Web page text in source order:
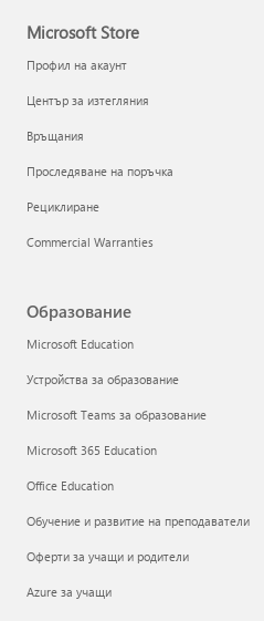
Microsoft Store
Профил на акаунт
Център за изтегляния
Връщания
Проследяване на поръчка
Рециклиране
Commercial Warranties
Образование
Microsoft Education
Устройства за образование
Microsoft Teams за образование
Microsoft 365 Education
Office Education
Обучение и развитие на преподаватели
Оферти за учащи и родители
Azure за учащи